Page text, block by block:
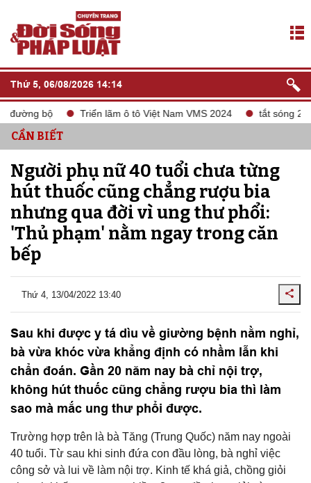
Thứ 5, 06/08/2026 14:14
bộ Triển lãm ô tô Việt Nam VMS 2024 tắt sóng 2G
CẦN BIẾT
Người phụ nữ 40 tuổi chưa từng
hút thuốc cũng chẳng rượu bia
nhưng qua đời vì ung thư phổi:
'Thủ phạm' nằm ngay trong căn
bếp
Thứ 4, 13/04/2022 13:40
Sau khi được y tá dìu về giường bệnh nằm nghỉ,
bà vừa khóc vừa khẳng định có nhầm lẫn khi
chẩn đoán. Gần 20 năm nay bà chỉ nội trợ,
không hút thuốc cũng chẳng rượu bia thì làm
sao mà mắc ung thư phổi được.
Trường hợp trên là bà Tăng (Trung Quốc) năm nay ngoài
40 tuổi. Từ sau khi sinh đứa con đầu lòng, bà nghỉ việc
công sở và lui về làm nội trợ. Kinh tế khá giả, chồng giỏi